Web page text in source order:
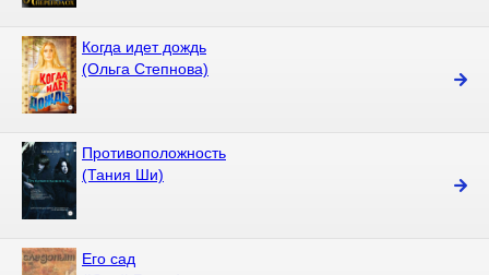
Когда идет дождь
(Ольга Степнова)
Противоположность
(Тания Ши)
Его сад